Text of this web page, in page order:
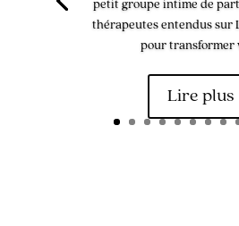
petit groupe intime de
thérapeutes entendus sur
pour transformer
Lire plus